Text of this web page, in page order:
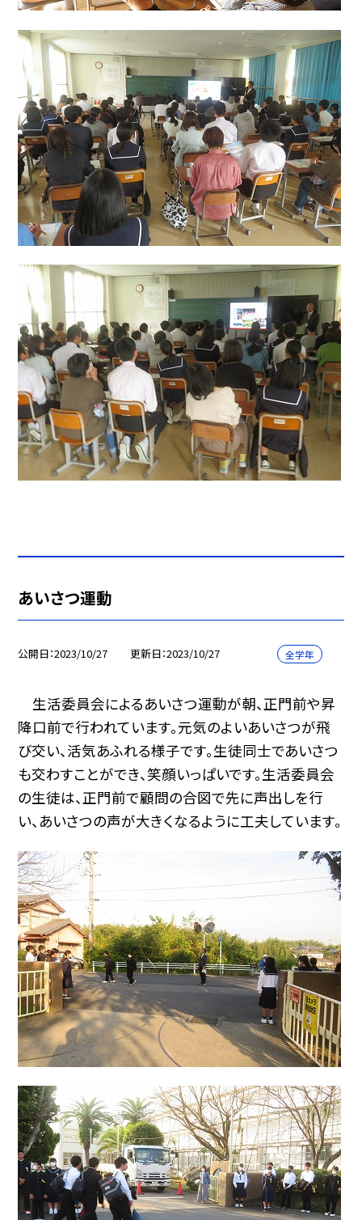
あいさつ運動
公開日 2023/10/27 更新日 2023/10/27 全学年
生活委員会によるあいさつ運動が朝、正門前や昇
降口前で行われています。元気のよいあいさつが飛
び交い、活気あふれる様子です。生徒同士であいさつ
も交わすことができ、笑顔いっぱいです。生活委員会
の生徒は、正門前で顧問の合図で先に声出しを行
い、あいさつの声が大きくなるように工夫しています。